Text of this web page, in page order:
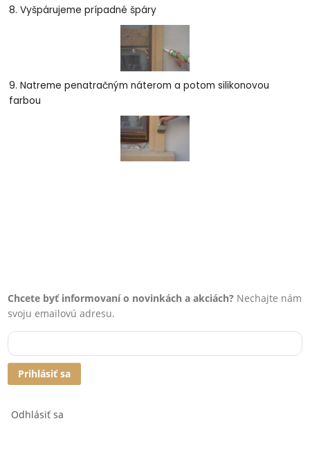
8. Vyšpárujeme prípadné špáry
9. Natreme penatračným náterom a potom silikonovou
farbou
Chcete byť informovaní o novinkách a akciách? Nechajte nám
svoju emailovú adresu.
Prihlásiť sa
Odhlásiť sa